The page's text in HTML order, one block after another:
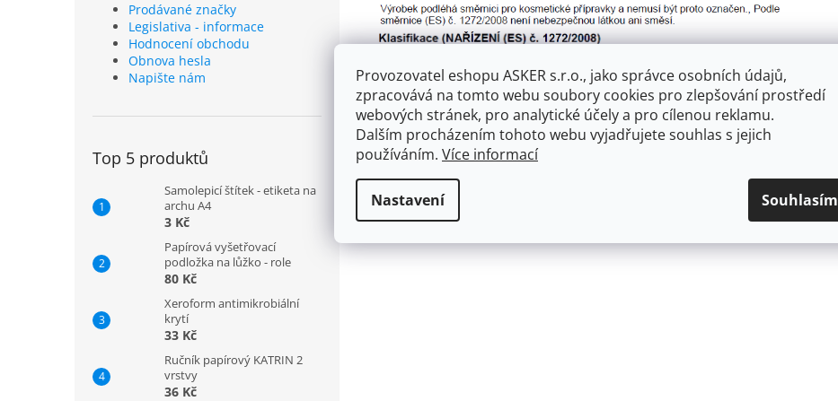
Provozovatel eshopu ASKER s.r.o., jako správce osobních údajů,
zpracovává na tomto webu soubory cookies pro zlepšování prostředí
webových stránek, pro analytické účely a pro cílenou reklamu.
Dalším procházením tohoto webu vyjadřujete souhlas s jejich
používáním. Více informací
Nastavení Souhlasím
Prodávané značky
Legislativa - informace
Hodnocení obchodu
Obnova hesla
Napište nám
Top 5 produktů
Samolepicí štítek - etiketa na
archu A4
3 Kč
Papírová vyšetřovací
podložka na lůžko - role
80 Kč
Xeroform antimikrobiální
krytí
33 Kč
Ručník papírový KATRIN 2
vrstvy
36 Kč